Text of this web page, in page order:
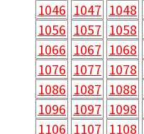
1046 1047 1048
1056 1057 1058
1066 1067 1068
1076 1077 1078
1086 1087 1088
1096 1097 1098
1106 1107 1108